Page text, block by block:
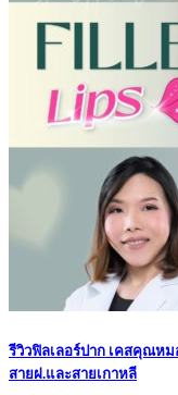
รีวิวฟิลเลอร์ปาก เคสคุณห
สายฝ.และสายเกาหลี